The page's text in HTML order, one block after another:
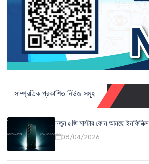
সাম্প্রতিক প্রকাশিত নিউজ সমূহ
নতুন ৫জি মাস্টার ফোন আনছে ইনফিনিক্স
08/04/2026